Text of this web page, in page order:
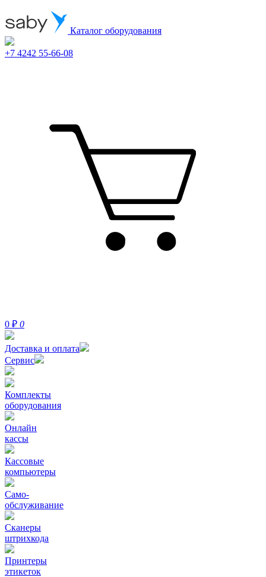
Каталог оборудования
+7 4242 55-66-08
0 ₽ 0
Доставка и оплата
Сервис
Комплекты
оборудования
Онлайн
кассы
Кассовые
компьютеры
Само-
обслуживание
Сканеры
штрихкода
Принтеры
этикеток